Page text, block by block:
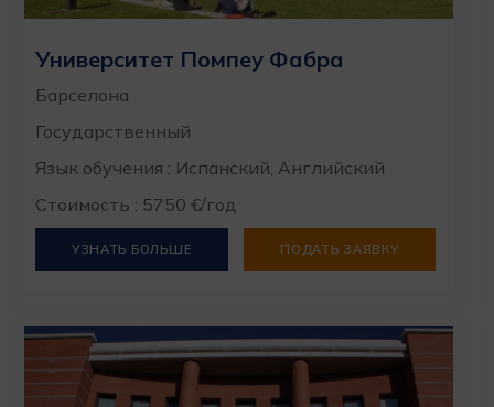
Университет Помпеу Фабра
Барселона
Государственный
Язык обучения : Испанский, Английский
Стоимость : 5750 €/год
УЗНАТЬ БОЛЬШЕ ПОДАТЬ ЗАЯВКУ